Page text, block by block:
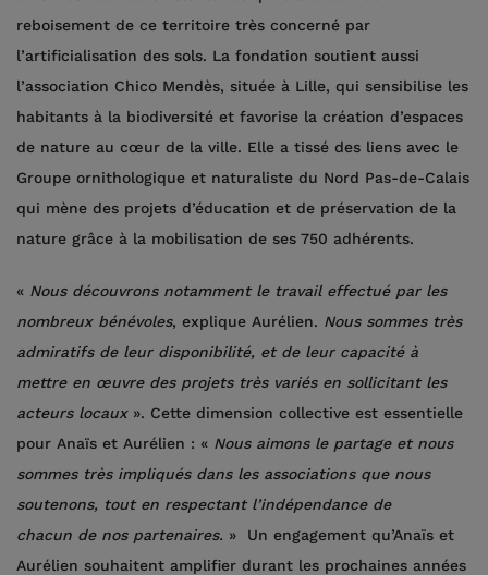
reboisement de ce territoire très concerné par
l’artificialisation des sols. La fondation soutient aussi
l’association Chico Mendès, située à Lille, qui sensibilise les
habitants à la biodiversité et favorise la création d’espaces
de nature au cœur de la ville. Elle a tissé des liens avec le
Groupe ornithologique et naturaliste du Nord Pas-de-Calais
qui mène des projets d’éducation et de préservation de la
nature grâce à la mobilisation de ses 750 adhérents.
« Nous découvrons notamment le travail effectué par les
nombreux bénévoles, explique Aurélien. Nous sommes très
admiratifs de leur disponibilité, et de leur capacité à
mettre en œuvre des projets très variés en sollicitant les
acteurs locaux ». Cette dimension collective est essentielle
pour Anaïs et Aurélien : « Nous aimons le partage et nous
sommes très impliqués dans les associations que nous
soutenons, tout en respectant l’indépendance de
chacun de nos partenaires. » Un engagement qu’Anaïs et
Aurélien souhaitent amplifier durant les prochaines années